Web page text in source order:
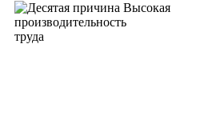
Высокая
производительность
труда